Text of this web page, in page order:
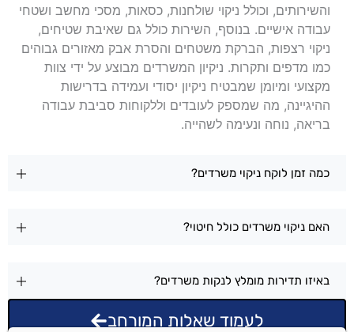
והשירותים, וכולל ניקוי שולחנות, כסאות, מסכי מחשב ושטחי
עבודה אישיים. בנוסף, השירות כולל גם שאיבת שטיחים,
ניקוי רצפות, הברקת משטחים והסרת אבק מאזורים גבוהים
כמו מדפים ותקרות. ניקיון המשרדים מבוצע על ידי צוות
מקצועי ומיומן שמבטיח ניקיון יסודי ועמידה בדרישות
ההיגיינה, מה שמספק לעובדים וללקוחות סביבת עבודה
בריאה, נוחה ונעימה לשהייה.
כמה זמן לוקח ניקוי משרדים?
האם ניקוי משרדים כולל חיטוי?
באיזו תדירות מומלץ לנקות משרדים?
לעמוד שאלות המורחב